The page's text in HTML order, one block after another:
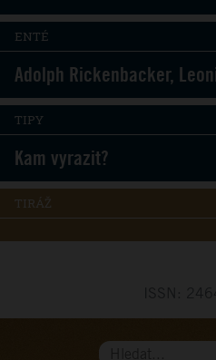
ENTÉ
Adolph Rickenbacker,
TIPY
Kam vyrazit?
TIRÁŽ